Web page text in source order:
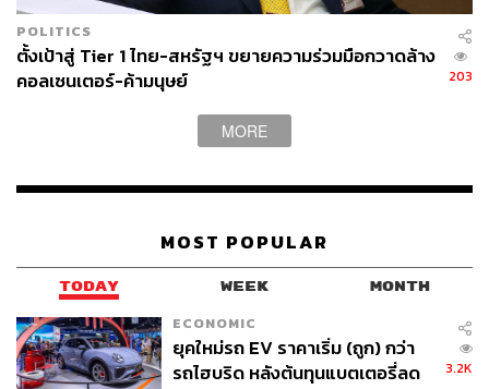
TAGS: การค้ามนุษย์ ปัญหาการค้ามนุษย์
ABOUT THE AUTHOR
ณรงค์กร มโนจันทร์เพ็ญ
Content Creator กองบรรณาธิการข่าว THE
STANDARD
POLITICS
ตั้งเป้าสู่ Tier 1 ไทย-สหรัฐฯ ขยายความร่วมมือกวาดล้าง
คอลเซนเตอร์-ค้ามนุษย์
203
MORE
MOST POPULAR
TODAY WEEK MONTH
ECONOMIC
ยุคใหม่รถ EV ราคาเริ่ม (ถูก) กว่า
รถไฮบริด หลังต้นทุนแบตเตอรี่ลด
3.2K